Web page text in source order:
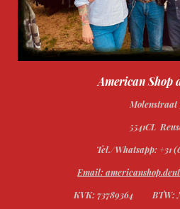
American Shop
Molenstraat
5541CL
Tel./Whatsapp: +31
Email:
KVK: 73789364 BTW: